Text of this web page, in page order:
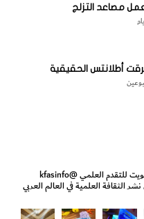
مصاعد التزلج
أطلانتس الحقيقية
للتقدم العلمي@kfasinfo
الثقافة العلمية في العالم العربي
مجهزين لكم كل جديد!⁩